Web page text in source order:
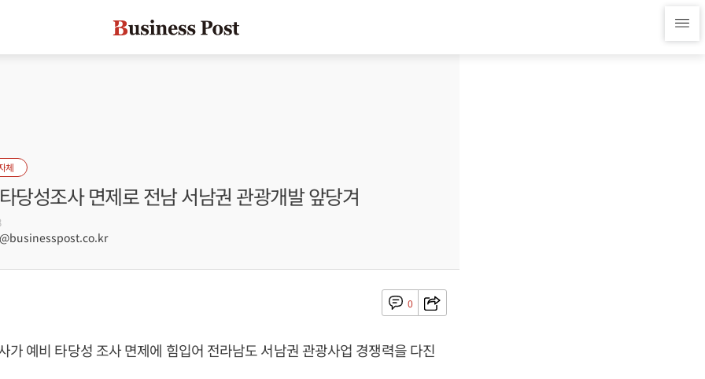
체
당성조사 면제로 전남 서남권 관광개발 앞당겨
0
가 예비 타당성 조사 면제에 힘입어 전라남도 서남권 관광사업 경쟁력을 다진